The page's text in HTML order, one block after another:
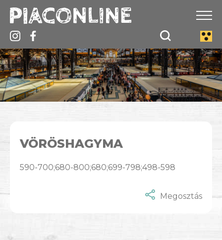
VÖRÖSHAGYMA
590-700;680-800;680;699-798;498-598
Megosztás